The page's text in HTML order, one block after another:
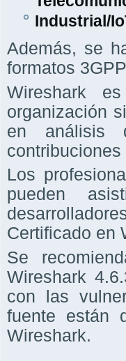
Industrial/
Además, se
formatos
Wireshark
organización
en análisis
Los
pueden
Certificado en
Se
Wireshark
con las
fuente están
Wireshark.